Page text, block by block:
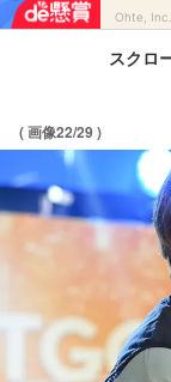
Ohte, Inc.
スクロ
( 画像22/29 )